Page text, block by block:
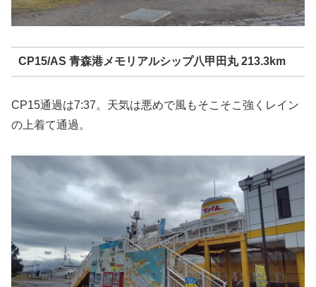
CP15/AS 青森港メモリアルシップ八甲田丸 213.3km
CP15通過は7:37。天気は悪めで風もそこそこ強くレイン
の上着て通過。